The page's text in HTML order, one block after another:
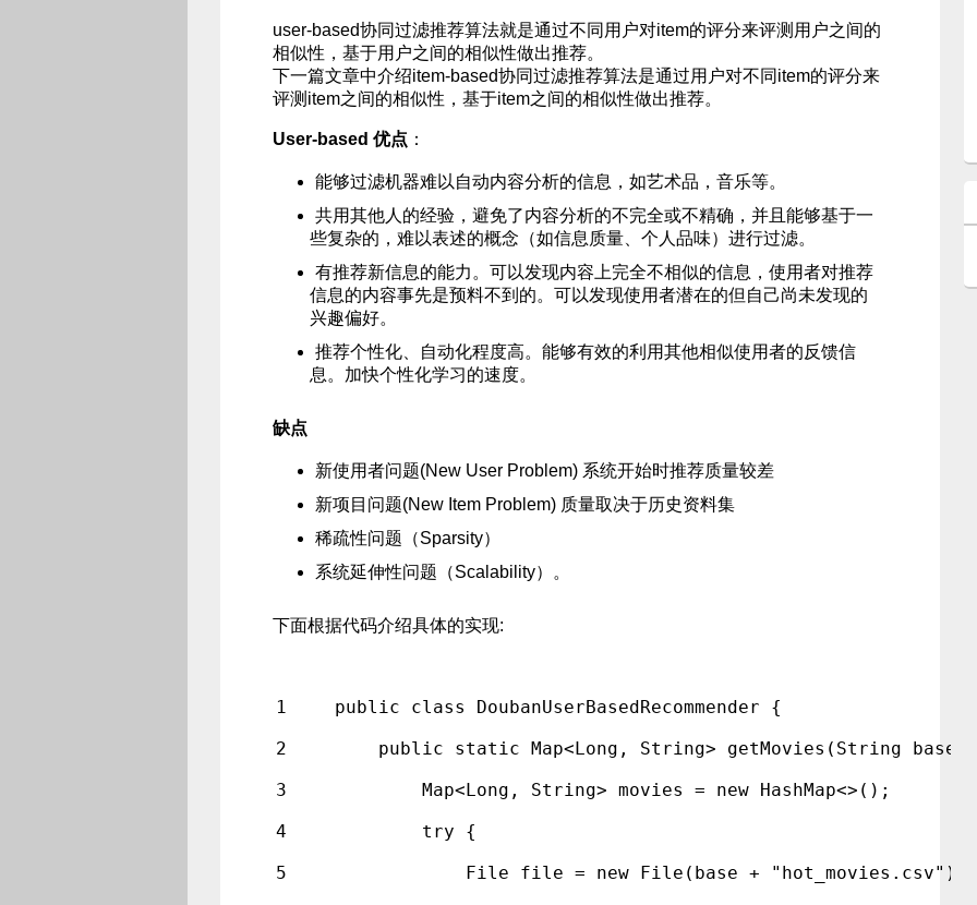
user-based协同过滤推荐算法就是通过不同用户对item的评分来评测用户之间的
相似性，基于用户之间的相似性做出推荐。
下一篇文章中介绍item-based协同过滤推荐算法是通过用户对不同item的评分来
评测item之间的相似性，基于item之间的相似性做出推荐。
User-based 优点 ：
能够过滤机器难以自动内容分析的信息，如艺术品，音乐等。
共用其他人的经验，避免了内容分析的不完全或不精确，并且能够基于一
些复杂的，难以表述的概念（如信息质量、个人品味）进行过滤。
有推荐新信息的能力。可以发现内容上完全不相似的信息，使用者对推荐
信息的内容事先是预料不到的。可以发现使用者潜在的但自己尚未发现的
兴趣偏好。
推荐个性化、自动化程度高。能够有效的利用其他相似使用者的反馈信
息。加快个性化学习的速度。
缺点
新使用者问题(New User Problem) 系统开始时推荐质量较差
新项目问题(New Item Problem) 质量取决于历史资料集
稀疏性问题（Sparsity）
系统延伸性问题（Scalability）。
下面根据代码介绍具体的实现:
1
2
3
4
5
public class DoubanUserBasedRecommender {
public static Map<Long, String> getMovies(String base)
        Map<Long, String> movies = new HashMap<>();
        try {
            File file = new File(base + "hot_movies.csv");